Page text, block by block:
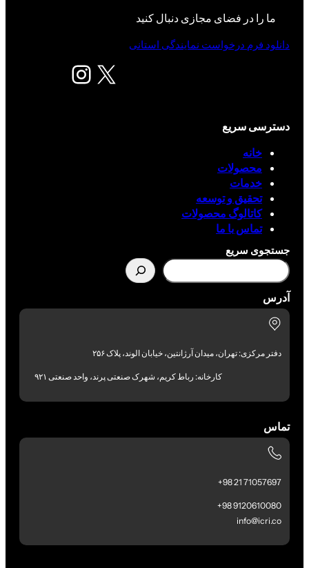
ما را در فضای مجازی دنبال کنید
X اینستاگرم
دانلود فرم درخواست نمایندگی استانی
دسترسی سریع
خانه
محصولات
خدمات
تحقیق و توسعه
کاتالوگ محصولات
تماس با ما
جستجوی سریع
آدرس
دفتر مرکزی: تهران، میدان آرژانتین، خیابان الوند، پلاک ۲۵۶
کارخانه: رباط کریم، شهرک صنعتی پرند، واحد صنعتی ۹۲۱
تماس
71057697 21 98+
9120610080 98+
info@icri.co